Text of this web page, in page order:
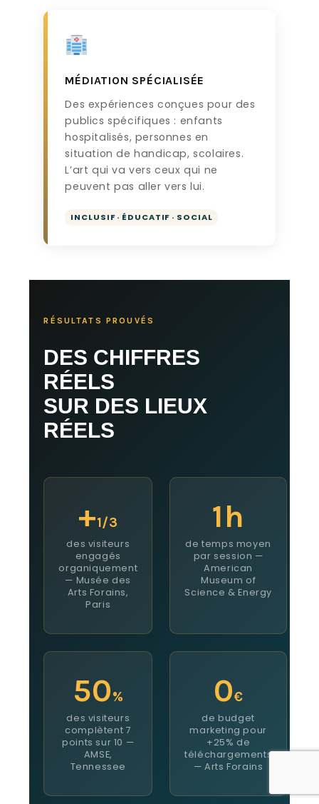
MÉDIATION SPÉCIALISÉE
Des expériences conçues pour des
publics spécifiques : enfants
hospitalisés, personnes en
situation de handicap, scolaires.
L’art qui va vers ceux qui ne
peuvent pas aller vers lui.
INCLUSIF · ÉDUCATIF · SOCIAL
RÉSULTATS PROUVÉS
DES CHIFFRES
RÉELS
SUR DES LIEUX
RÉELS
+1/3
des visiteurs
engagés
organiquement
— Musée des
Arts Forains,
Paris
1h
de temps moyen
par session —
American
Museum of
Science & Energy
50%
des visiteurs
complètent 7
points sur 10 —
AMSE,
Tennessee
0€
de budget
marketing pour
+25% de
téléchargements
— Arts Forains